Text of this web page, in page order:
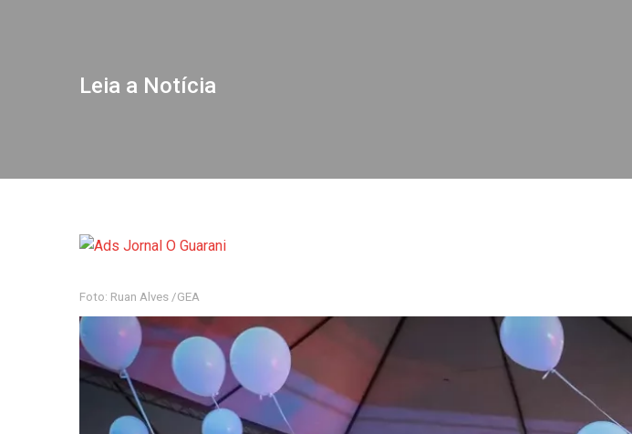
Leia a Notícia
Foto: Ruan Alves /GEA